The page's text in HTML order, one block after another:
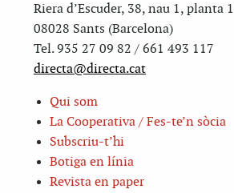
Riera d’Escuder, 38, nau 1, planta 1
08028 Sants (Barcelona)
Tel. 935 27 09 82 / 661 493 117
directa@directa.cat
Qui som
La Cooperativa / Fes-te’n sòcia
Subscriu-t’hi
Botiga en línia
Revista en paper